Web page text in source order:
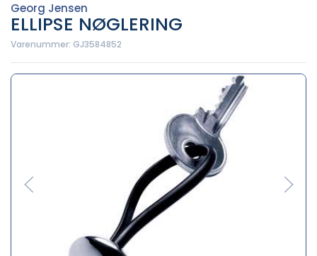
Georg Jensen
ELLIPSE NØGLERING
Varenummer: GJ3584852